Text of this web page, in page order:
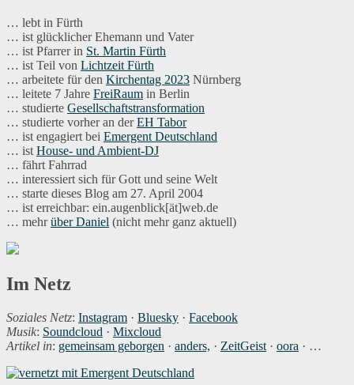
… lebt in Fürth
… ist glücklicher Ehemann und Vater
… ist Pfarrer in St. Martin Fürth
… ist Teil von Lichtzeit Fürth
… arbeitete für den Kirchentag 2023 Nürnberg
… leitete 7 Jahre FreiRaum in Berlin
… studierte Gesellschaftstransformation
… studierte vorher an derEH Tabor
… ist engagiert bei Emergent Deutschland
… ist House- und Ambient-DJ
… fährt Fahrrad
… interessiert sich für Gott und seine Welt
… starte dieses Blog am 27. April 2004
… ist erreichbar: ein.augenblick[ät]web.de
… mehrüber Daniel (nicht mehr ganz aktuell)
Im Netz
Soziales Netz: Instagram · Bluesky · Facebook
Musik: Soundcloud · Mixcloud
Artikel in: gemeinsam geborgen · anders, · ZeitGeist · oora · …